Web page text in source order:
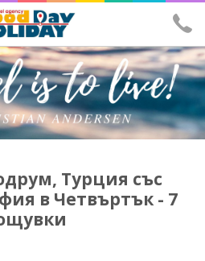
Турция със
в Четвъртък - 7